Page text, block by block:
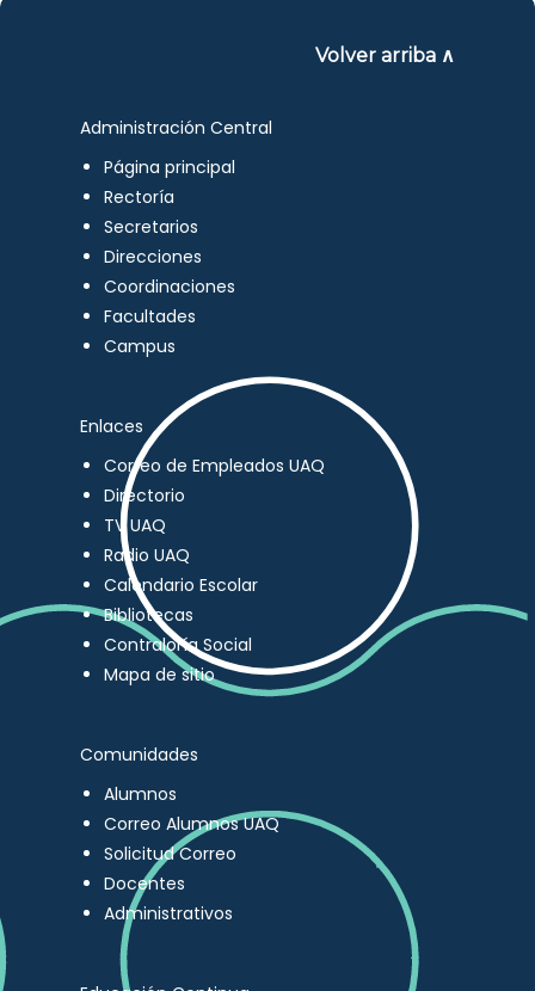
Volver arriba ∧
Administración Central
Página principal
Rectoría
Secretarios
Direcciones
Coordinaciones
Facultades
Campus
Enlaces
Correo de Empleados UAQ
Directorio
TV UAQ
Radio UAQ
Calendario Escolar
Bibliotecas
Contraloría Social
Mapa de sitio
Comunidades
Alumnos
Correo Alumnos UAQ
Solicitud Correo
Docentes
Administrativos